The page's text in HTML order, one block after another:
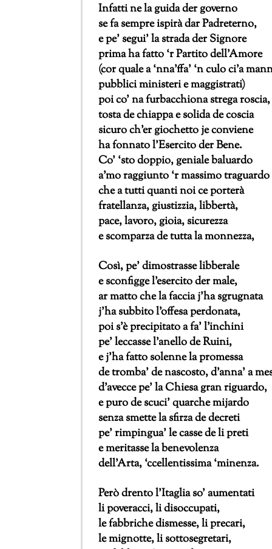
Infatti ne la guida der governo
se fa sempre ispirà dar Padreterno,
e pe’ segui’ la strada der Signore
prima ha fatto ‘r Partito dell’Amore
(cor quale a ‘nna’ffa’ ‘n culo ci’a
pubblici ministeri e maggistrati)
poi co’ na furbacchiona strega roscia,
tosta de chiappa e solida de coscia
sicuro ch’er giochetto je conviene
ha fonnato l’Esercito der Bene.
Co’ ‘sto doppio, geniale baluardo
a’mo raggiunto ‘r massimo traguardo
che a tutti quanti noi ce porterà
fratellanza, giustizzia, libbertà,
pace, lavoro, gioia, sicurezza
e scomparza de tutta la monnezza,
Così, pe’ dimostrasse libberale
e sconfigge l’esercito der male,
ar matto che la faccia j’ha sgrugnata
j’ha subbito l’offesa perdonata,
poi s’è precipitato a fa’ l’inchini
pe’ leccasse l’anello de Ruini,
e j’ha fatto solenne la promessa
de tromba’ de nascosto, d’anna’ a
d’avecce pe’ la Chiesa gran riguardo,
e puro de scuci’ quarche mijardo
senza smette la sfirza de decreti
pe’ rimpingua’ le casse de li preti
e meritasse la benevolenza
dell’Arta, ‘ccellentissima ‘minenza.
Però drento l’Itaglia so’ aumentati
li poveracci, li disoccupati,
le fabbriche dismesse, li precari,
le mignotte, li sottosegretari,